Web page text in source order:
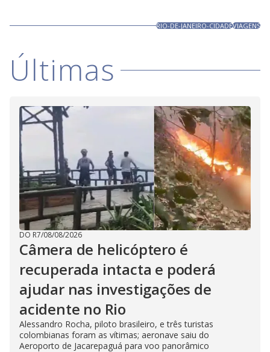
RIO-DE-JANEIRO-CIDADEVIAGENS
Últimas
DO R7/08/08/2026
Câmera de helicóptero é
recuperada intacta e poderá
ajudar nas investigações de
acidente no Rio
Alessandro Rocha, piloto brasileiro, e três turistas
colombianas foram as vítimas; aeronave saiu do
Aeroporto de Jacarepaguá para voo panorâmico